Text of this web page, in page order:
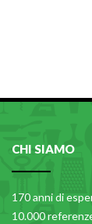
CHI SIAMO
170 anni di
10.000